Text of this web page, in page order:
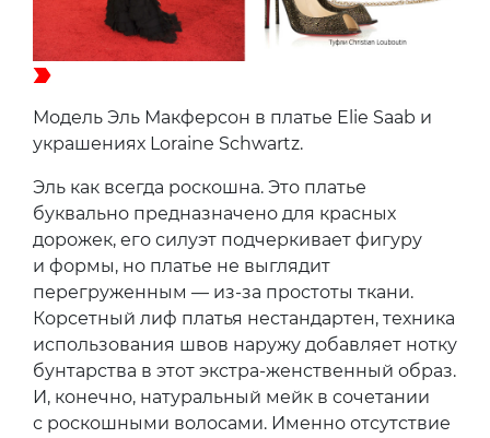
Модель Эль Макферсон в платье Elie Saab и
украшениях Loraine Schwartz.
Эль как всегда роскошна. Это платье
буквально предназначено для красных
дорожек, его силуэт подчеркивает фигуру
и формы, но платье не выглядит
перегруженным — из-за простоты ткани.
Корсетный лиф платья нестандартен, техника
использования швов наружу добавляет нотку
бунтарства в этот экстра-женственный образ.
И, конечно, натуральный мейк в сочетании
с роскошными волосами. Именно отсутствие